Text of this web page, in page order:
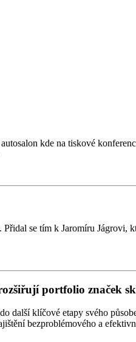
kde na tiskové
se tím k Jaromíru
portfolio značek
klíčové etapy svého
bezproblémového a